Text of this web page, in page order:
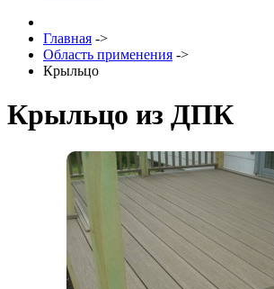
Главная ->
Область применения ->
Крыльцо
Крыльцо из ДПК